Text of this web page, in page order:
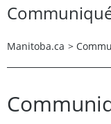
Manitoba.ca >